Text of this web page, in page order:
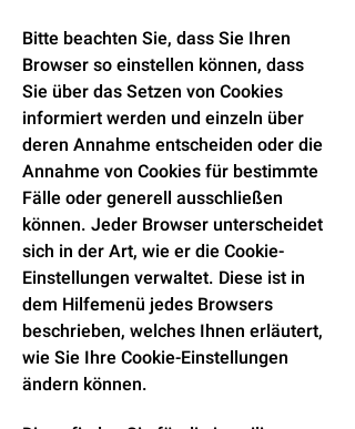
Bitte beachten Sie, dass Sie Ihren
Browser so einstellen können, dass
Sie über das Setzen von Cookies
informiert werden und einzeln über
deren Annahme entscheiden oder die
Annahme von Cookies für bestimmte
Fälle oder generell ausschließen
können. Jeder Browser unterscheidet
sich in der Art, wie er die Cookie-
Einstellungen verwaltet. Diese ist in
dem Hilfemenü jedes Browsers
beschrieben, welches Ihnen erläutert,
wie Sie Ihre Cookie-Einstellungen
ändern können.